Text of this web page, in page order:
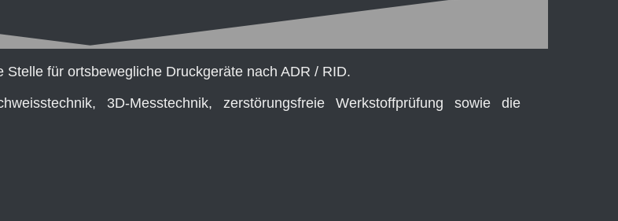
für ortsbewegliche Druckgeräte nach ADR / RID.
3D-Messtechnik, zerstörungsfreie Werkstoffprüfung sowie die